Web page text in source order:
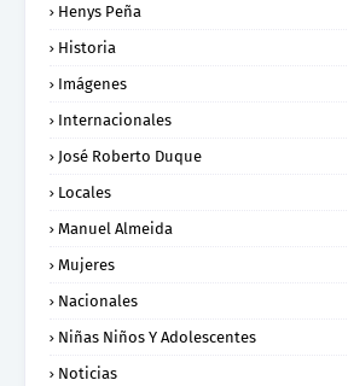
Henys Peña
Historia
Imágenes
Internacionales
José Roberto Duque
Locales
Manuel Almeida
Mujeres
Nacionales
Niñas Niños Y Adolescentes
Noticias